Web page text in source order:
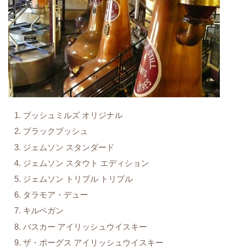
ブッシュミルズ オリジナル
ブラックブッシュ
ジェムソン スタンダード
ジェムソン スタウト エディション
ジェムソン トリプル トリプル
タラモア・デュー
キルベガン
バスカー アイリッシュウイスキー
ザ・ポーグス アイリッシュウイスキー